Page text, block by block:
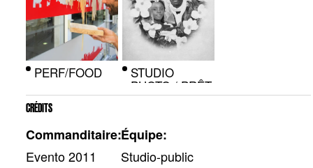
PERF/FOOD STUDIO
PHOTO / PRÊT
À PORTER
CRÉDITS
Commanditaire:
Evento 2011
Équipe:
Studio-public